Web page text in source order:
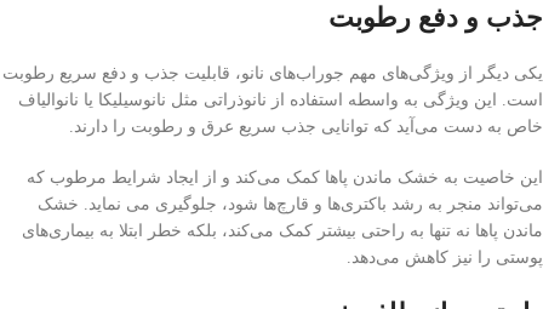
جذب و دفع رطوبت
یکی دیگر از ویژگی‌های مهم جوراب‌های نانو، قابلیت جذب و دفع سریع رطوبت
است. این ویژگی به واسطه استفاده از نانوذراتی مثل نانوسیلیکا یا نانوالیاف
خاص به دست می‌آید که توانایی جذب سریع عرق و رطوبت را دارند.
این خاصیت به خشک ماندن پاها کمک می‌کند و از ایجاد شرایط مرطوب که
می‌تواند منجر به رشد باکتری‌ها و قارچ‌ها شود، جلوگیری می نماید. خشک
ماندن پاها نه تنها به راحتی بیشتر کمک می‌کند، بلکه خطر ابتلا به بیماری‌های
پوستی را نیز کاهش می‌دهد.